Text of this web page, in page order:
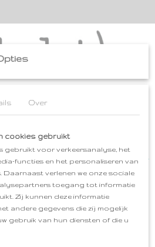
HANGER>
Over
cookies gebruikt
gebruikt voor verkeersanalyse, het
functies en het personaliseren van
Daarnaast verlenen we onze sociale
toegang tot informatie
Zij kunnen deze informatie
andere gegevens die zij mogelijk
gebruik van hun diensten of die u